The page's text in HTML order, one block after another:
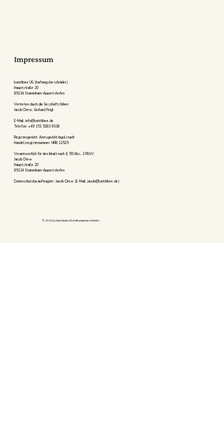
Impressum
batchbee UG (haftungsbeschränkt)
Hauptstraße 20
85134 Stammham-Appertshofen
Vertreten durch die Geschäftsführer:
Jacob Drew, Gerhard Feigl
E-Mail:info@batchbee.de
Telefon: +49 151 5263 9338
Registergericht: Amtsgericht Ingolstadt
Handelsregisternummer: HRB 12525
Verantwortlich für den Inhalt nach § 55 Abs. 2 RStV:
Jacob Drew
Hauptstraße 20
85134 Stammham-Appertshofen
Datenschutzbeauftragter: Jacob Drew (E-Mail: jacob@batchbee.de)
© 2026 by batchbee UG (haftungsbeschränkt)